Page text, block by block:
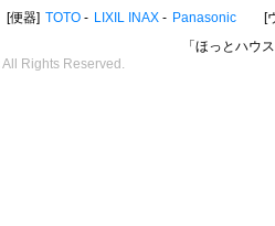
便器 TOTO LIXIL INAX Panasonic
「ほっとハウ
Rights Reserved.